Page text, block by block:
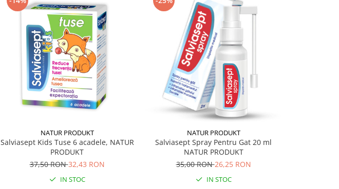
NATUR PRODUKT
Salviasept Kids Tuse 6 acadele, NATUR
PRODUKT
37,50 RON32,43 RON
IN STOC
NATUR PRODUKT
Salviasept Spray Pentru Gat 20 ml
NATUR PRODUKT
35,00 RON26,25 RON
IN STOC